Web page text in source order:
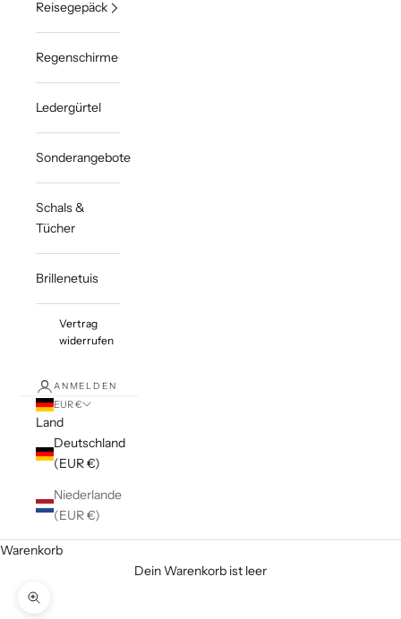
Reisegepäck
Regenschirme
Ledergürtel
Sonderangebote
Schals &
Tücher
Brillenetuis
Vertrag
widerrufen
ANMELDEN
EUR €
Land
Deutschland
(EUR €)
Niederlande
(EUR €)
Warenkorb
Dein Warenkorb ist leer
Bild vergrößern